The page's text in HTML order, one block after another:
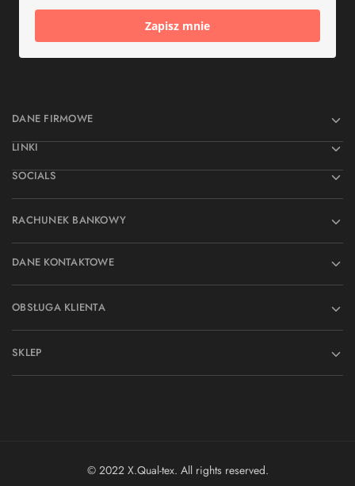
Zapisz mnie
DANE FIRMOWE
LINKI
SOCIALS
RACHUNEK BANKOWY
DANE KONTAKTOWE
OBSŁUGA KLIENTA
SKLEP
© 2022 X.Qual-tex. All rights reserved.